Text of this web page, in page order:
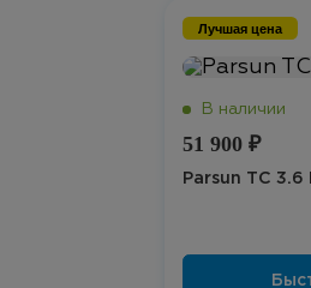
Лучшая цена
51 900 ₽
Parsun TС 3.6